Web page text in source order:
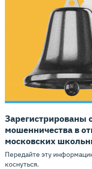
Зарегистрированы
мошенничества в
московских
Передайте эту
коснуться.